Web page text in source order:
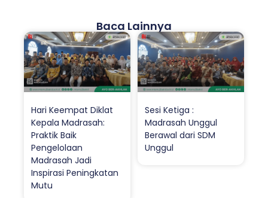
Baca Lainnya
Hari Keempat Diklat
Kepala Madrasah:
Praktik Baik
Pengelolaan
Madrasah Jadi
Inspirasi Peningkatan
Mutu
Sesi Ketiga :
Madrasah Unggul
Berawal dari SDM
Unggul